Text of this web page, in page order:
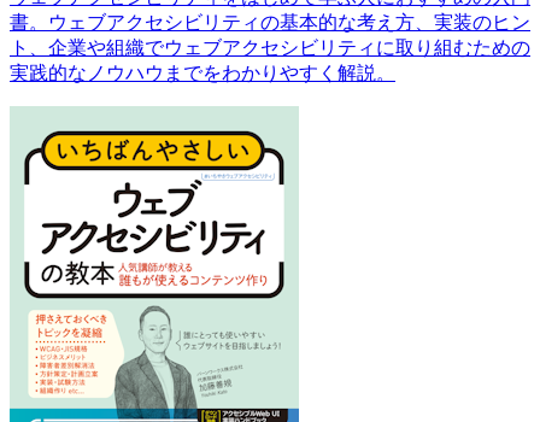
書。ウェブアクセシビリティの基本的な考え方、実装のヒン
ト、企業や組織でウェブアクセシビリティに取り組むための
実践的なノウハウまでをわかりやすく解説。